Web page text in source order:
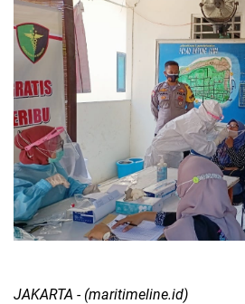
JAKARTA - (maritimeline.id)